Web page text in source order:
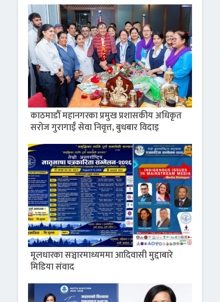
काठमाडौँ महानगरका प्रमुख प्रशासकीय अधिकृत
सरोज गुरागाईँ सेवा निवृत्त, बुधबार विदाइ
मूलधारका सञ्चारमाध्यममा आदिवासी मुद्दाबारे
मिडिया संवाद